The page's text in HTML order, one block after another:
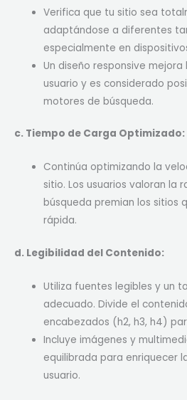
Verifica que tu sitio sea
adaptándose a diferentes
especialmente en
Un diseño responsive
usuario y es considerado
motores de búsqueda.
c. Tiempo de Carga Optimizado:
Continúa optimizando la
sitio. Los usuarios valoran la
búsqueda premian los sitios
rápida.
d. Legibilidad del Contenido:
Utiliza fuentes legibles y un
adecuado. Divide el
encabezados (h2, h3, h4)
Incluye imágenes y
equilibrada para enriquecer
usuario.